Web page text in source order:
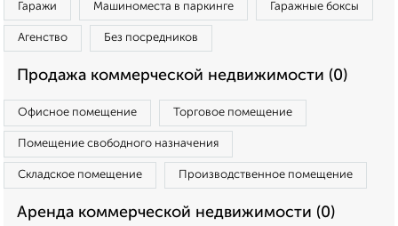
Гаражи Машиноместа в паркинге Гаражные боксы
Агенство Без посредников
Продажа коммерческой недвижимости (0)
Офисное помещение Торговое помещение
Помещение свободного назначения
Складское помещение Производственное помещение
Аренда коммерческой недвижимости (0)